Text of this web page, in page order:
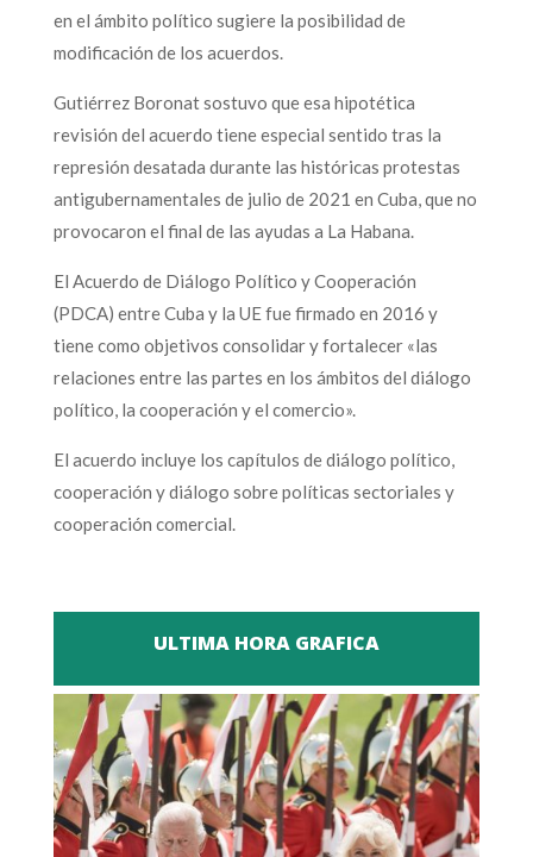
en el ámbito político sugiere la posibilidad de
modificación de los acuerdos.
Gutiérrez Boronat sostuvo que esa hipotética
revisión del acuerdo tiene especial sentido tras la
represión desatada durante las históricas protestas
antigubernamentales de julio de 2021 en Cuba, que no
provocaron el final de las ayudas a La Habana.
El Acuerdo de Diálogo Político y Cooperación
(PDCA) entre Cuba y la UE fue firmado en 2016 y
tiene como objetivos consolidar y fortalecer «las
relaciones entre las partes en los ámbitos del diálogo
político, la cooperación y el comercio».
El acuerdo incluye los capítulos de diálogo político,
cooperación y diálogo sobre políticas sectoriales y
cooperación comercial.
ULTIMA HORA GRAFICA